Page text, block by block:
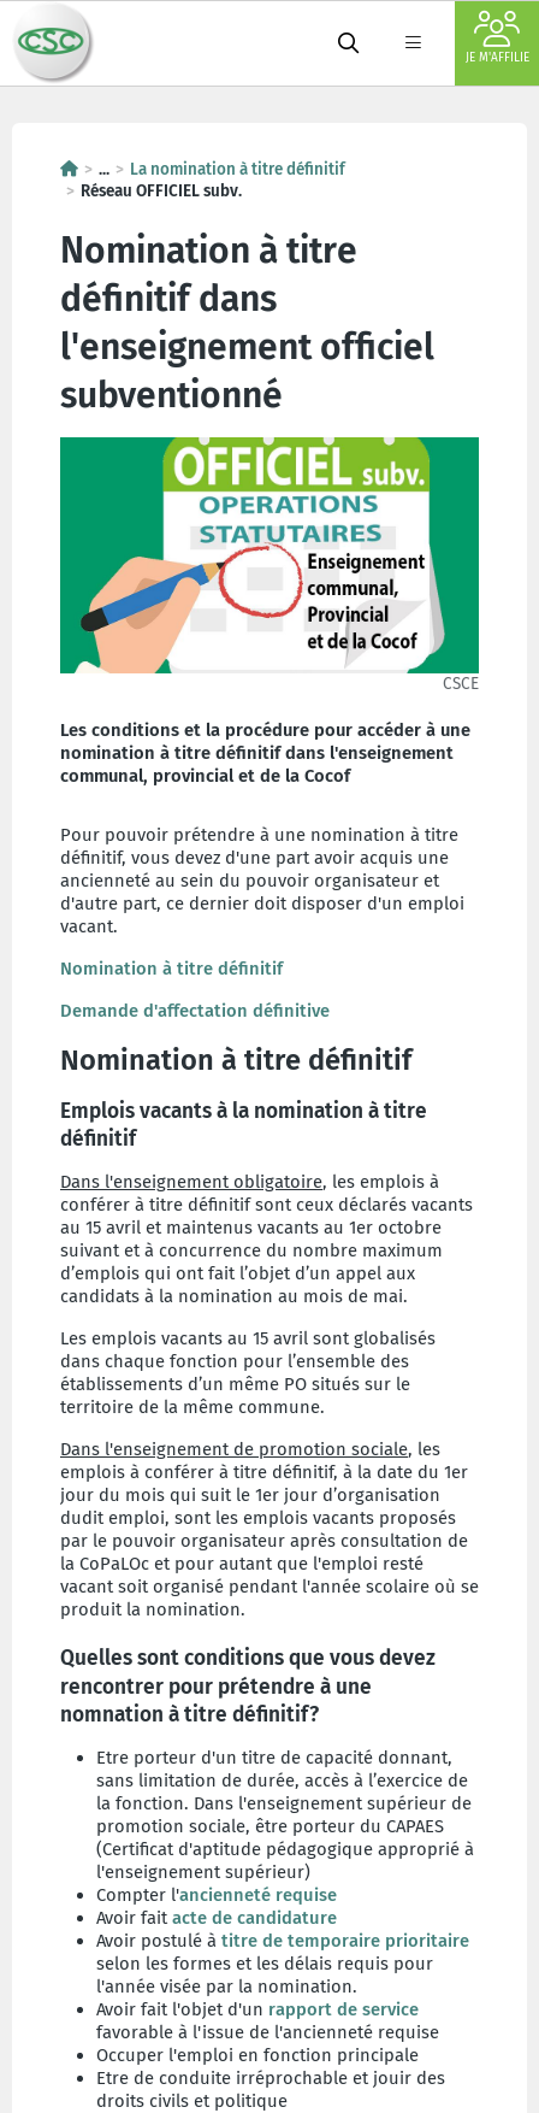
JE M'AFFILIE
...
La nomination à titre définitif
Réseau OFFICIEL subv.
Nomination à titre
définitif dans
l'enseignement officiel
subventionné
CSCE
Les conditions et la procédure pour accéder à une
nomination à titre définitif dans l'enseignement
communal, provincial et de la Cocof
Pour pouvoir prétendre à une nomination à titre
définitif, vous devez d'une part avoir acquis une
ancienneté au sein du pouvoir organisateur et
d'autre part, ce dernier doit disposer d'un emploi
vacant.
Nomination à titre définitif
Demande d'affectation définitive
Nomination à titre définitif
Emplois vacants à la nomination à titre
définitif
Dans l'enseignement obligatoire, les emplois à
conférer à titre définitif sont ceux déclarés vacants
au 15 avril et maintenus vacants au 1er octobre
suivant et à concurrence du nombre maximum
d’emplois qui ont fait l’objet d’un appel aux
candidats à la nomination au mois de mai.
Les emplois vacants au 15 avril sont globalisés
dans chaque fonction pour l’ensemble des
établissements d’un même PO situés sur le
territoire de la même commune.
Dans l'enseignement de promotion sociale, les
emplois à conférer à titre définitif, à la date du 1er
jour du mois qui suit le 1er jour d’organisation
dudit emploi, sont les emplois vacants proposés
par le pouvoir organisateur après consultation de
la CoPaLOc et pour autant que l'emploi resté
vacant soit organisé pendant l'année scolaire où se
produit la nomination.
Quelles sont conditions que vous devez
rencontrer pour prétendre à une
nomnation à titre définitif?
Etre porteur d'un titre de capacité donnant,
sans limitation de durée, accès à l’exercice de
la fonction. Dans l'enseignement supérieur de
promotion sociale, être porteur du CAPAES
(Certificat d'aptitude pédagogique approprié à
l'enseignement supérieur)
Compter l'ancienneté requise
Avoir fait acte de candidature
Avoir postulé à titre de temporaire prioritaire
selon les formes et les délais requis pour
l'année visée par la nomination.
Avoir fait l'objet d'un rapport de service
favorable à l'issue de l'ancienneté requise
Occuper l'emploi en fonction principale
Etre de conduite irréprochable et jouir des
droits civils et politique